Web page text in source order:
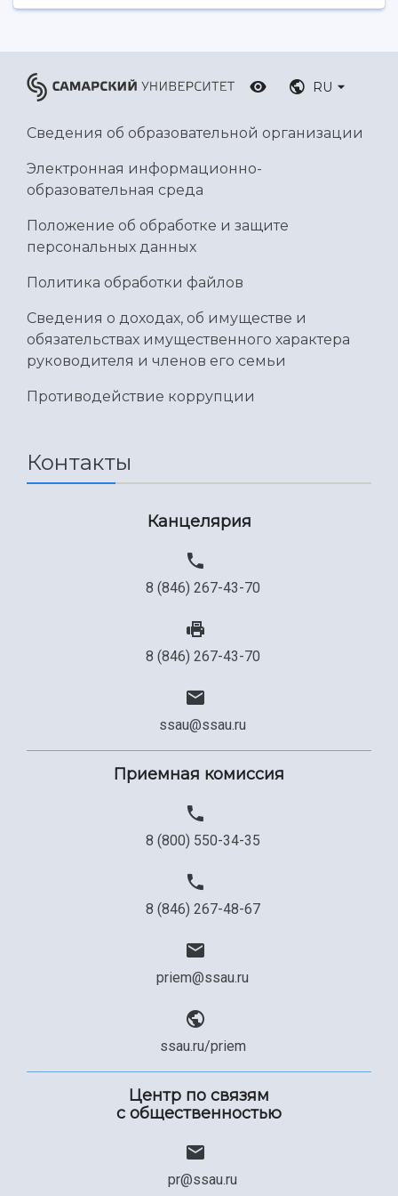
Сведения об образовательной организации
RU
Сведения об образовательной организации
Электронная информационно-
образовательная среда
Положение об обработке и защите
персональных данных
Политика обработки файлов
Сведения о доходах, об имуществе и
обязательствах имущественного характера
руководителя и членов его семьи
Противодействие коррупции
Контакты
Канцелярия
8 (846) 267-43-70
8 (846) 267-43-70
ssau@ssau.ru
Приемная комиссия
8 (800) 550-34-35
8 (846) 267-48-67
priem@ssau.ru
ssau.ru/priem
Центр по связям
с общественностью
pr@ssau.ru